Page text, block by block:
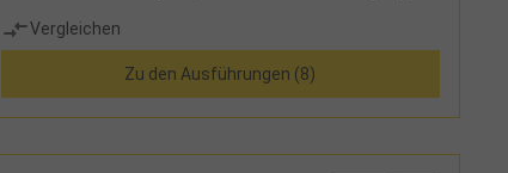
Schrankunterbau aus stabilem Vierkantrohr mit Modul
aus 3 Schubladen, mit Lagergarnitur und Kippschutz,
Standfüße höhenverstellbarLieferumfang: Messplatte
und Schrankunterbau
Vergleichen
Zu den Ausführungen (8)